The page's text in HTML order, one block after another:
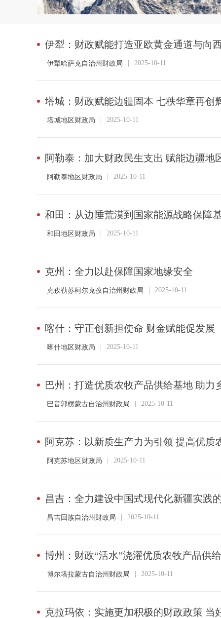
伊犁：财政赋能打造亚欧黄金通道与向
伊犁哈萨克自治州财政局 2025-10-11
塔城：财政赋能边疆固本 七秩华章再创
塔城地区财政局 2025-10-11
阿勒泰：加大财政民生支出 赋能边疆地
阿勒泰地区财政局 2025-10-11
和田：从边陲荒漠到国家能源战略保障
和田地区财政局 2025-10-11
克州：全力以赴保障国家地缘安全
克孜勒苏柯尔克孜自治州财政局 2025-10-11
喀什：守正创新担使命 财金赋能促发展
喀什地区财政局 2025-10-11
巴州：打造优质农牧产品供给基地 助力
巴音郭楞蒙古自治州财政局 2025-10-11
阿克苏：以新质生产力为引领 提高优质
阿克苏地区财政局 2025-10-11
昌吉：全力建设中国式现代化新疆实践
昌吉回族自治州财政局 2025-10-11
博州：财政“活水”浇灌优质农牧产品供
博尔塔拉蒙古自治州财政局 2025-10-11
克拉玛依：实施更加积极的财政政策 当